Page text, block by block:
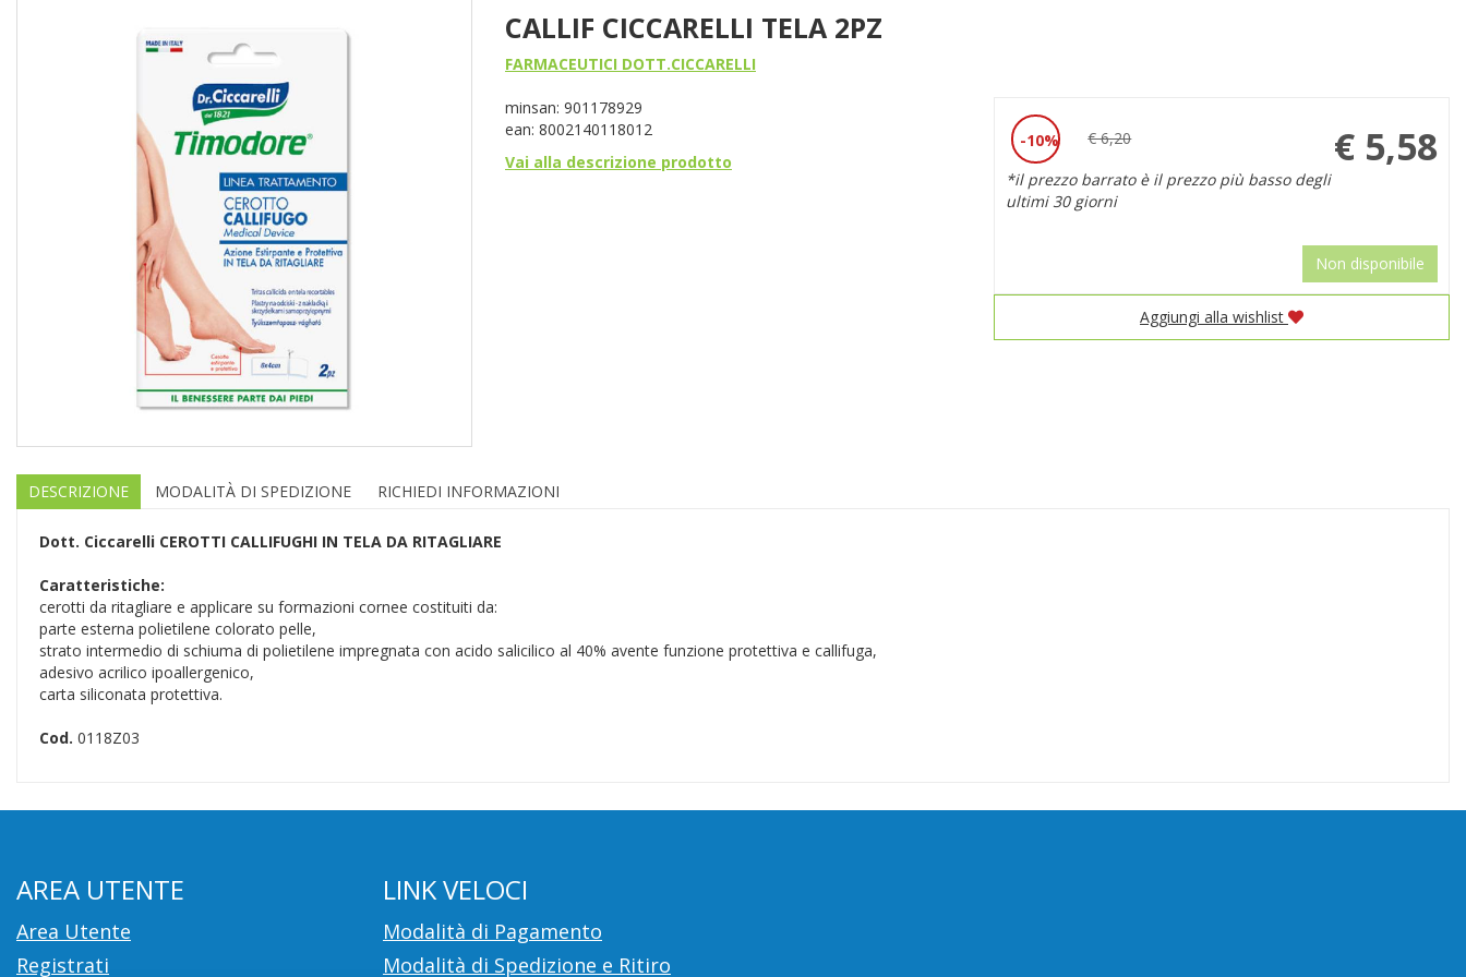
CALLIF CICCARELLI TELA 2PZ
FARMACEUTICI DOTT.CICCARELLI
minsan: 901178929
ean: 8002140118012
Vai alla descrizione prodotto
Sconto
10% € 6,20
Prezzo
scontato
€ 5,58
*il prezzo barrato è il prezzo più basso degli
ultimi 30 giorni
Non disponibile
Aggiungi alla wishlist
DESCRIZIONE MODALITÀ DI SPEDIZIONE RICHIEDI INFORMAZIONI
Dott. Ciccarelli CEROTTI CALLIFUGHI IN TELA DA RITAGLIARE
Caratteristiche:
cerotti da ritagliare e applicare su formazioni cornee costituiti da:
parte esterna polietilene colorato pelle,
strato intermedio di schiuma di polietilene impregnata con acido salicilico al 40% avente funzione protettiva e callifuga,
adesivo acrilico ipoallergenico,
carta siliconata protettiva.
Cod. 0118Z03
AREA UTENTE
Area Utente
Registrati
LINK VELOCI
Modalità di Pagamento
Modalità di Spedizione e Ritiro